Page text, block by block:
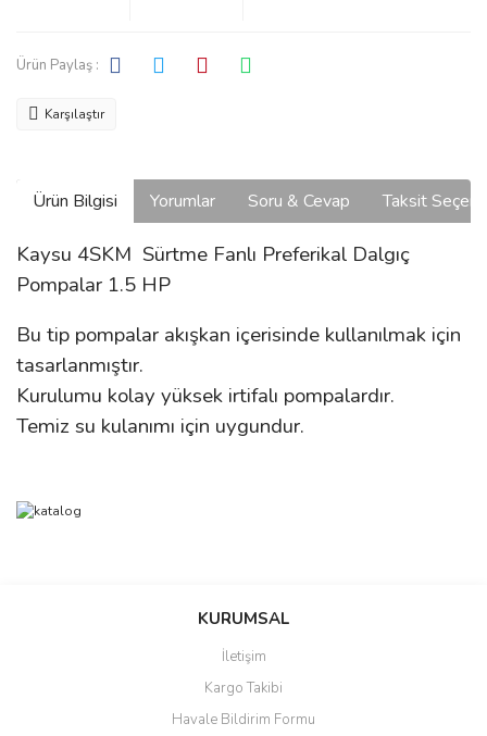
Ürün Paylaş :
Karşılaştır
Ürün Bilgisi Yorumlar Soru & Cevap Taksit
Kaysu 4SKM Sürtme Fanlı Preferikal Dalgıç
Pompalar 1.5 HP
Bu tip pompalar akışkan içerisinde kullanılmak için
tasarlanmıştır.
Kurulumu kolay yüksek irtifalı pompalardır.
Temiz su kulanımı için uygundur.
Bu ürüne ilk yorumu siz yapın!
Ürün hakkında henüz soru sorulmamış.
Ürün resmi kalitesiz, bozuk veya görüntülenemiyor.
Ürün açıklamasında eksik bilgiler bulunuyor.
KURUMSAL
İletişim
Kargo Takibi
Havale Bildirim Formu